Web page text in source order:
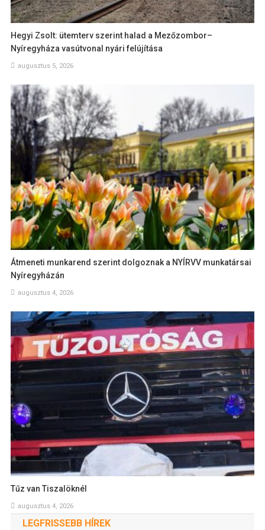
Hegyi Zsolt: ütemterv szerint halad a Mezőzombor–
Nyíregyháza vasútvonal nyári felújítása
augusztus 5, 2026
Átmeneti munkarend szerint dolgoznak a NYÍRVV munkatársai
Nyíregyházán
augusztus 4, 2026
Tűz van Tiszalöknél
augusztus 4, 2026
LEGFRISSEBB HÍREK